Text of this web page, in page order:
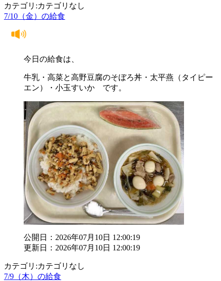
カテゴリ:カテゴリなし
7/10（金）の給食
今日の給食は、
牛乳・高菜と高野豆腐のそぼろ丼・太平燕（タイピー
エン）・小玉すいか です。
公開日：2026年07月10日 12:00:19
更新日：2026年07月10日 12:00:19
カテゴリ:カテゴリなし
7/9（木）の給食